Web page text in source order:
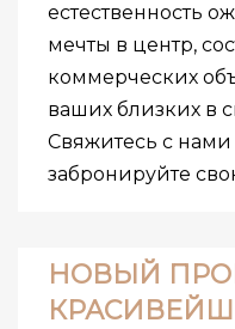
естественность
мечты в центр,
коммерческих
ваших близких в
Свяжитесь с
забронируйте
НОВЫЙ